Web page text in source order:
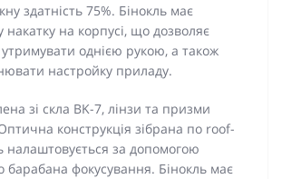
здатність 75%. Бінокль має
накатку на корпусі, що дозволяє
однією рукою, а також
настройку приладу.
зі скла BK-7, лінзи та призми
конструкція зібрана по roof-
налаштовується за допомогою
барабана фокусування. Бінокль має